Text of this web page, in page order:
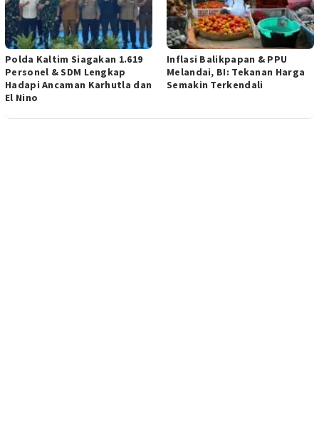
Polda Kaltim Siagakan 1.619
Personel & SDM Lengkap
Hadapi Ancaman Karhutla dan
El Nino
Inflasi Balikpapan & PPU
Melandai, BI: Tekanan Harga
Semakin Terkendali